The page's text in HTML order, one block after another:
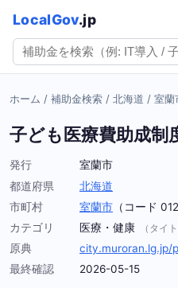
LocalGov.jp
ホーム / 補助金検索 / 北海道 / 室蘭
子ども医療費助成制
発行
室蘭市
都道府県
北海道
市町村
室蘭市 （コード
カテゴリ
医療・健康 （タイ
原典
city.muroran.lg.jp/
最終確認
2026-05-15